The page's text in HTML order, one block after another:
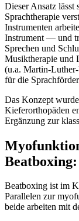
Dieser Ansatz lässt
Sprachtherapie
Instrumenten
Instrument — und
Sprechen und
Musiktherapie und
(u.a. Martin-
für die
Das Konzept
Kieferorthopäden
Ergänzung zur
Beatboxing ist im
Parallelen zur
beide arbeiten mit